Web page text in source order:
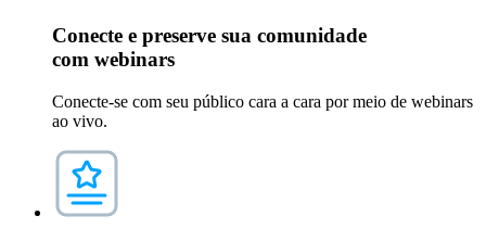
Conecte e preserve sua comunidade
com webinars
Conecte-se com seu público cara a cara por meio de webinars
ao vivo.